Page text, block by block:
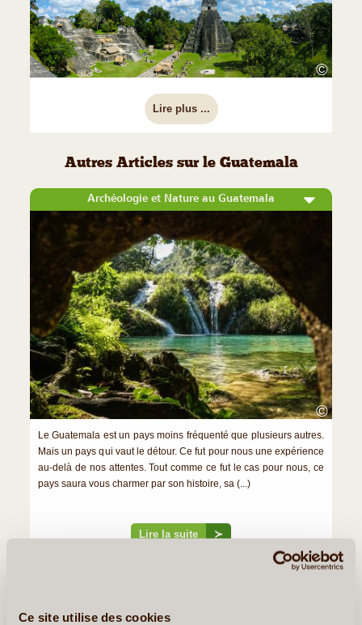
Ce site utilise des cookies
©
Lire plus ...
Autres Articles sur le Guatemala
Archéologie et Nature au Guatemala
©
Le Guatemala est un pays moins fréquenté que plusieurs autres.
Mais un pays qui vaut le détour. Ce fut pour nous une expérience
au-delà de nos attentes. Tout comme ce fut le cas pour nous, ce
pays saura vous charmer par son histoire, sa (...)
Lire la suite ≻
Flores... Le Charme aux Portes du Monde Maya